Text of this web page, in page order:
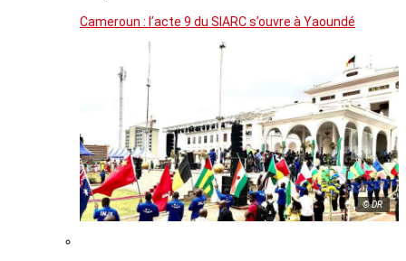
Cameroun : l’acte 9 du SIARC s’ouvre à Yaoundé
© DR